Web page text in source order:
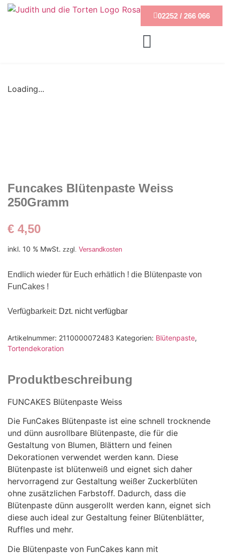
02252 / 266 066
Loading...
Funcakes Blütenpaste Weiss
250Gramm
€ 4,50
inkl. 10 % MwSt. zzgl. Versandkosten
Endlich wieder für Euch erhätlich ! die Blütenpaste von
FunCakes !
Verfügbarkeit: Dzt. nicht verfügbar
Artikelnummer: 2110000072483 Kategorien: Blütenpaste,
Tortendekoration
Produktbeschreibung
FUNCAKES Blütenpaste Weiss
Die FunCakes Blütenpaste ist eine schnell trocknende
und dünn ausrollbare Blütenpaste, die für die
Gestaltung von Blumen, Blättern und feinen
Dekorationen verwendet werden kann. Diese
Blütenpaste ist blütenweiß und eignet sich daher
hervorragend zur Gestaltung weißer Zuckerblüten
ohne zusätzlichen Farbstoff. Dadurch, dass die
Blütenpaste dünn ausgerollt werden kann, eignet sich
diese auch ideal zur Gestaltung feiner Blütenblätter,
Ruffles und mehr.
Die Blütenpaste von FunCakes kann mit